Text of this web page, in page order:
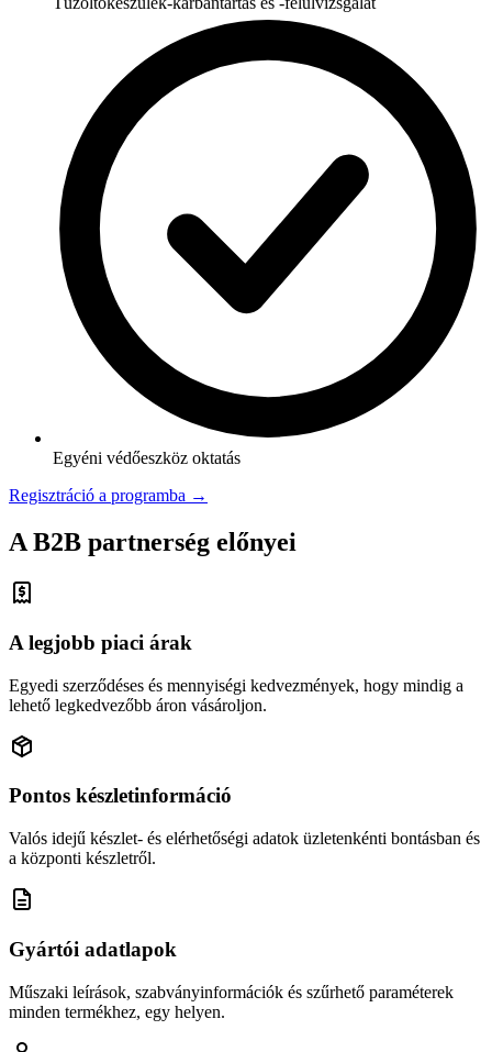
Egyéni védőeszköz oktatás
Regisztráció a programba →
A B2B partnerség előnyei
A legjobb piaci árak
Egyedi szerződéses és mennyiségi kedvezmények, hogy mindig a
lehető legkedvezőbb áron vásároljon.
Pontos készletinformáció
Valós idejű készlet- és elérhetőségi adatok üzletenkénti bontásban és
a központi készletről.
Gyártói adatlapok
Műszaki leírások, szabványinformációk és szűrhető paraméterek
minden termékhez, egy helyen.